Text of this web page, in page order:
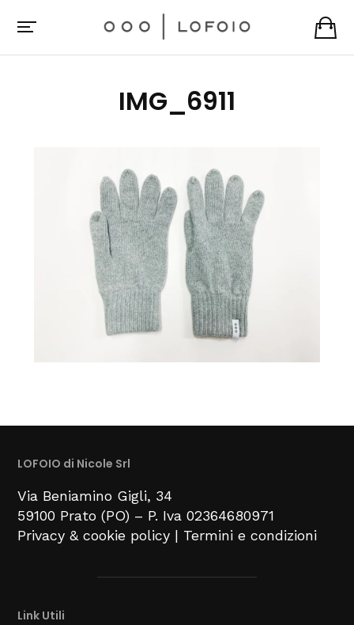
IMG_6911
LOFOIO di Nicole Srl
Via Beniamino Gigli, 34
59100 Prato (PO) – P. Iva 02364680971
Privacy & cookie policy | Termini e condizioni
Link Utili